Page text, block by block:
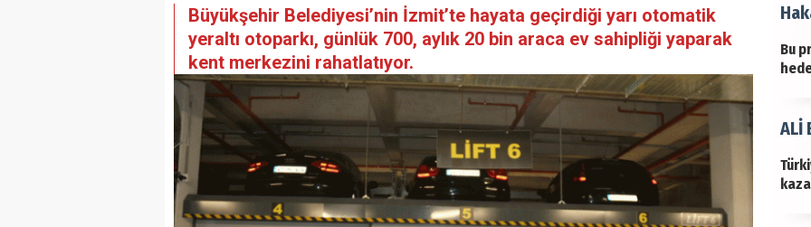
Büyükşehir Belediyesi’nin İzmit’te hayata geçirdiği yarı otomatik
yeraltı otoparkı, günlük 700, aylık 20 bin araca ev sahipliği yaparak
kent merkezini rahatlatıyor.
Bu
ALİ